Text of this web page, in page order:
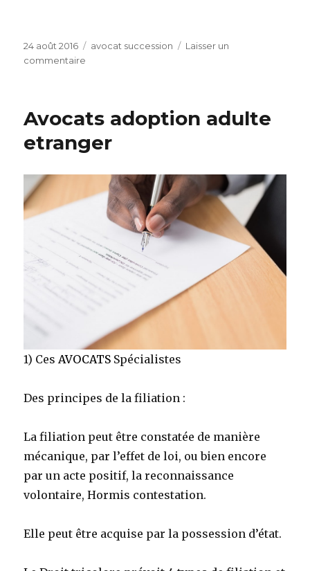
Publié
le
24 août 2016 Catégories
avocat succession
Laisser un
commentaire
Avocats adoption adulte
etranger
1) CesAVOCATS Spécialistes
Des principes de la filiation :
La filiation peut être constatée de manière
mécanique, par l’effet de loi, ou bien encore
par un acte positif, la reconnaissance
volontaire, Hormis contestation.
Elle peut être acquise par la possession d’état.